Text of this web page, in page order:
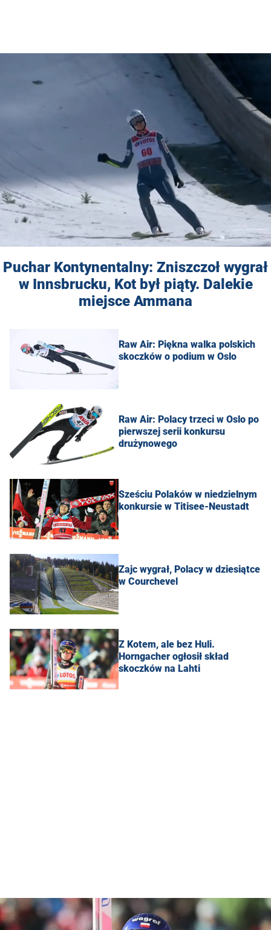
Puchar Kontynentalny: Zniszczoł wygrał
w Innsbrucku, Kot był piąty. Dalekie
miejsce Ammana
Raw Air: Piękna walka polskich
skoczków o podium w Oslo
Raw Air: Polacy trzeci w Oslo po
pierwszej serii konkursu
drużynowego
Sześciu Polaków w niedzielnym
konkursie w Titisee-Neustadt
Zajc wygrał, Polacy w dziesiątce
w Courchevel
Z Kotem, ale bez Huli.
Horngacher ogłosił skład
skoczków na Lahti